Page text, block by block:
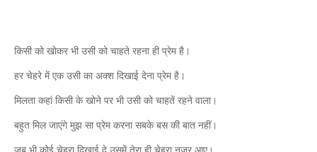
किसी को खोकर भी उसी को चाहते रहना ही प्रेम है।
हर चेहरे में एक उसी का अक्श दिखाई देना प्रेम है।
मिलता कहां किसी के खोने पर भी उसी को चाहतें रहने वाला।
बहुत मिल जाएंगे मुझ सा प्रेम करना सबके बस की बात नहीं।